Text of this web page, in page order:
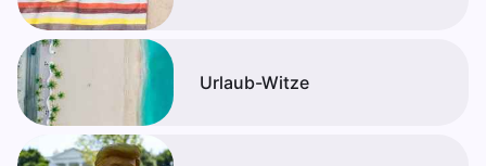
Urlaub-Witze